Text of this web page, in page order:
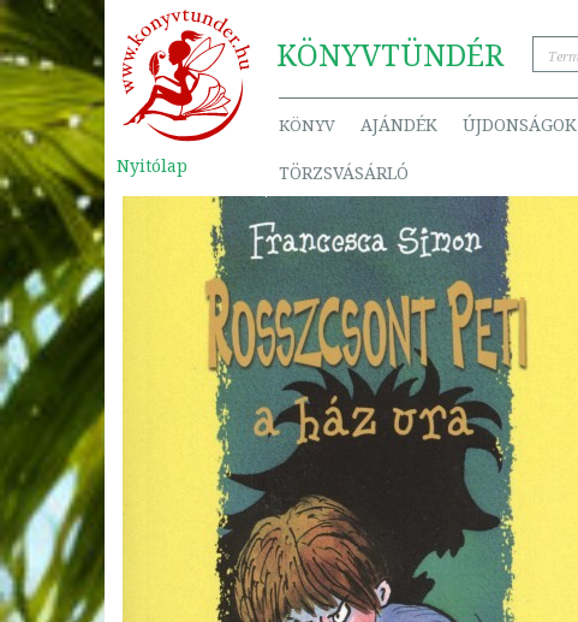
KÖNYVTÜNDÉR
KÖNYV AJÁNDÉK ÚJDONSÁGOK
TÖRZSVÁSÁRLÓ
Nyitólap